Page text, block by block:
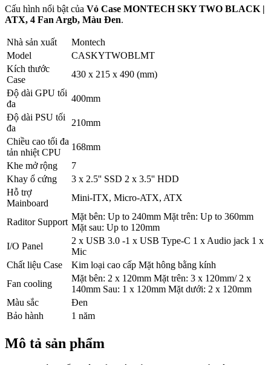
Cấu hình nổi bật của Vỏ Case MONTECH SKY TWO BLACK |
ATX, 4 Fan Argb, Màu Đen.
Nhà sản xuất
Montech
Model
CASKYTWOBLMT
Kích thước
Case
430 x 215 x 490 (mm)
Độ dài GPU tối
đa
400mm
Độ dài PSU tối
đa
210mm
Chiều cao tối đa
tản nhiệt CPU
168mm
Khe mở rộng
7
Khay ổ cứng
3 x 2.5'' SSD 2 x 3.5'' HDD
Hỗ trợ
Mainboard
Mini-ITX, Micro-ATX, ATX
Raditor Support
Mặt bên: Up to 240mm Mặt trên: Up to 360mm
Mặt sau: Up to 120mm
I/O Panel
2 x USB 3.0 -1 x USB Type-C 1 x Audio jack 1 x
Mic
Chất liệu Case
Kim loại cao cấp Mặt hông bằng kính
Fan cooling
Mặt bên: 2 x 120mm Mặt trên: 3 x 120mm/ 2 x
140mm Sau: 1 x 120mm Mặt dưới: 2 x 120mm
Màu sắc
Đen
Bảo hành
1 năm
Mô tả sản phẩm